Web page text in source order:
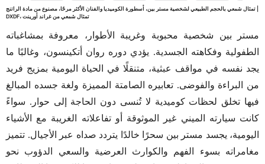
تمثال شمعي بالحجم الطبيعي لشخصية مستر بين، أسطورة الكوميديا ​​والفنان الأكثر مرحًا، مصنوع من مادة الراتنج |
DXDF، تمثال شمعي من غراند أورينت
مستر بين شخصية محبوبة وغريبة الأطوار، معروفة بمشاغباته
الطفولية وفكاهته الجسدية. يؤدي دوره روان أتكينسون، وغالبًا ما
يجد نفسه في مواقف عبثية، متنقلًا في الحياة اليومية بمزيج فريد
من البراءة والفوضى. تعابيره الصامتة المميزة ولغة جسده المبالغ
فيها تخلق لحظات كوميدية لا تُنسى دون الحاجة إلى حوار. سواءً
كانت سيارته الميني غير الموثوقة أو تفاعلاته الغريبة مع الأشياء
اليومية، يجسد مستر بين سحرًا خالدًا يتردد صداه عبر الأجيال. تتميز
مغامراته بسوء الفهم والكوارث العرضية والسعي الدؤوب نحو